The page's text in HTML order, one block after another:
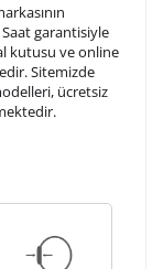
garantisiyle
kutusu ve online
Sitemizde
ücretsiz